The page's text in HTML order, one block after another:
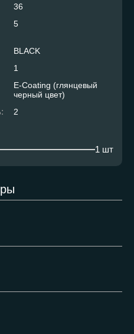
36
5
BLACK
1
E-Coating (глянцевый
черный цвет)
2
1 шт